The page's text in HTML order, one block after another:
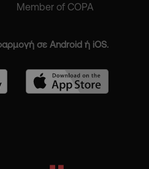
Member of COPA
σε Android ή iOS.